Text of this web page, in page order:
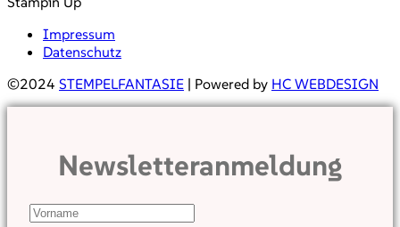
Impressum
Datenschutz
©2024 STEMPELFANTASIE | Powered by HC WEBDESIGN
Newsletteranmeldung